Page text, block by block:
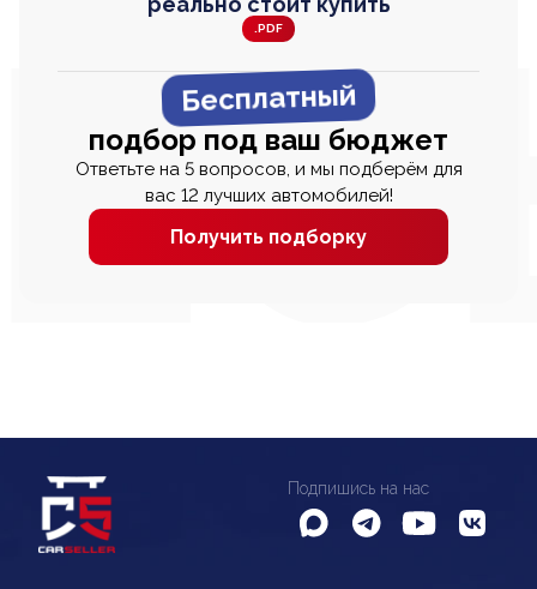
.PDF
Бесплатный
подбор под ваш бюджет
Ответьте на 5 вопросов, и мы подберём для
вас 12 лучших автомобилей!
Получить подборку
Подпишись на нас